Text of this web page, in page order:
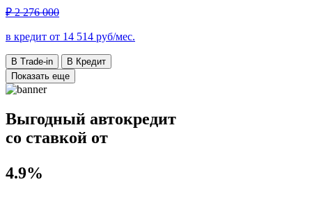
₽ 2 276 000
в кредит от 14 514 руб/мес.
В Trade-in
В Кредит
Показать еще
Выгодный автокредит
со ставкой от
4.9%